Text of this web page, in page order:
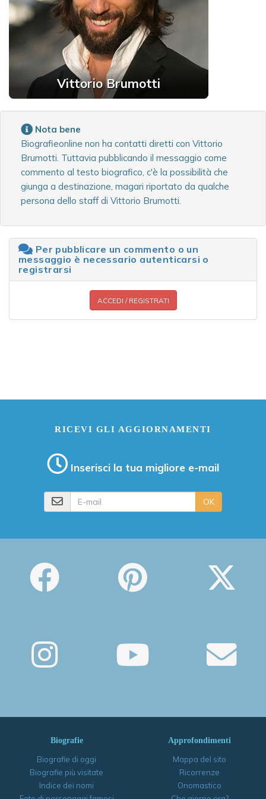
Vittorio Brumotti
Nota bene
Biografieonline non ha contatti diretti con Vittorio
Brumotti. Tuttavia pubblicando il messaggio come
commento al testo biografico, c'è la possibilità che
giunga a destinazione, magari riportato da qualche
persona dello staff di Vittorio Brumotti.
Per pubblicare un commento o un
messaggio è necessario autenticarsi o
registrarsi
ACCEDI / REGISTRATI
RICEVI GLI AGGIORNAMENTI
Inserisci la tua migliore e-mail
OK
Biografie
Biografie di oggi
Biografie più visitate
Indice dei nomi
Approfondimenti
Mappa del sito
Ricorrenze
Onomastico